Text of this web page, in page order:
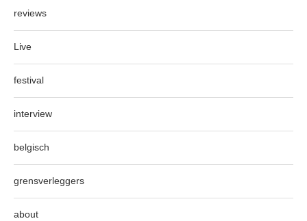
reviews
Live
festival
interview
belgisch
grensverleggers
about